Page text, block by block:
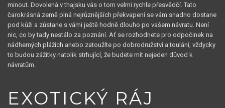
minout. Dovolená v thajsku vás o tom velmi rychle přesvědčí. Tato
čarokrásná země plná nejrůznějších překvapení se vám snadno dostane
pod kůži a zůstane s vámi ještě hodně dlouho po vašem návratu. Není
nic, co by tady nestálo za poznání. Ať se rozhodnete pro odpočinek na
nádherných plážích anebo zatoužíte po dobrodružství a toulání, vždycky
to budou zážitky natolik strhující, že budete mít nejeden důvod k
návratům.
EXOTICKÝ RÁJ